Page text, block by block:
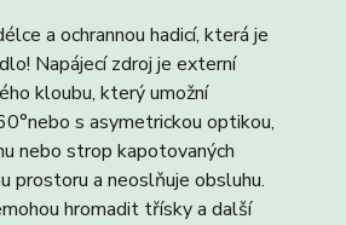
a ochrannou hadicí, která je
Napájecí zdroj je externí
kloubu, který umožní
s asymetrickou optikou,
nebo strop kapotovaných
prostoru a neoslňuje obsluhu.
hromadit třísky a další